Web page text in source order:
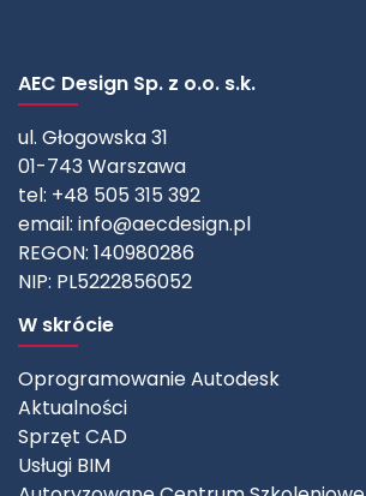
AEC Design Sp. z o.o. s.k.
ul. Głogowska 31
01-743 Warszawa
tel: +48 505 315 392
email: info@aecdesign.pl
REGON: 140980286
NIP: PL5222856052
W skrócie
Oprogramowanie Autodesk
Aktualności
Sprzęt CAD
Usługi BIM